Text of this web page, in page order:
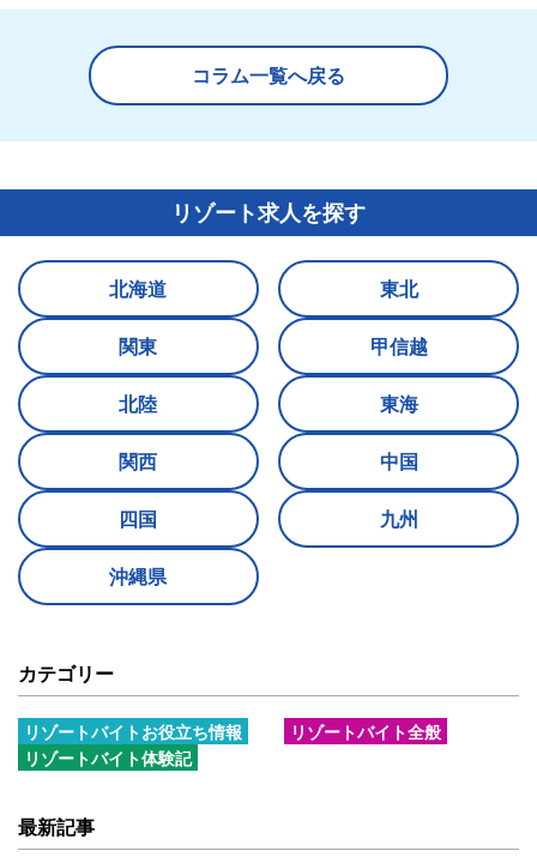
コラム一覧へ戻る
リゾート求人を探す
北海道 東北
関東 甲信越
北陸 東海
関西 中国
四国 九州
沖縄県
カテゴリー
リゾートバイトお役立ち情報
リゾートバイト全般
リゾートバイト体験記
最新記事